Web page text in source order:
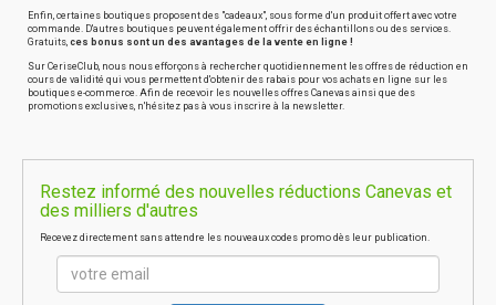
Enfin, certaines boutiques proposent des "cadeaux", sous forme d'un produit offert avec votre
commande. D'autres boutiques peuvent également offrir des échantillons ou des services.
Gratuits, ces bonus sont un des avantages de la vente en ligne !
Sur CeriseClub, nous nous efforçons à rechercher quotidiennement les offres de réduction en
cours de validité qui vous permettent d'obtenir des rabais pour vos achats en ligne sur les
boutiques e-commerce. Afin de recevoir les nouvelles offres Canevas ainsi que des
promotions exclusives, n'hésitez pas à vous inscrire à la newsletter.
Restez informé des nouvelles réductions Canevas et
des milliers d'autres
Recevez directement sans attendre les nouveaux codes promo dès leur publication.